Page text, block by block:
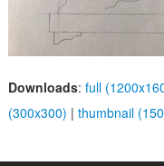
Downloads: full
(300x300) | thumbnail